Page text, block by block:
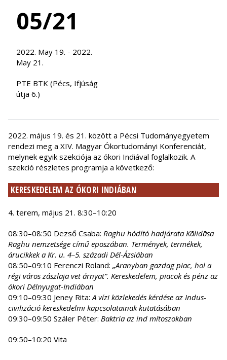
05/21
2022. May 19. - 2022.
May 21.
PTE BTK (Pécs, Ifjúság
útja 6.)
2022. május 19. és 21. között a Pécsi Tudományegyetem
rendezi meg a XIV. Magyar Ókortudományi Konferenciát,
melynek egyik szekciója az ókori Indiával foglalkozik. A
szekció részletes programja a következő:
KERESKEDELEM AZ ÓKORI INDIÁBAN
4. terem, május 21. 8:30–10:20
08:30–08:50 Dezső Csaba: Raghu hódító hadjárata Kālidāsa
Raghu nemzetsége című eposzában. Termények, termékek,
árucikkek a Kr. u. 4–5. századi Dél-Ázsiában
08:50–09:10 Ferenczi Roland: „Aranyban gazdag piac, hol a
régi város zászlaja vet árnyat”. Kereskedelem, piacok és pénz az
ókori Délnyugat-Indiában
09:10–09:30 Jeney Rita:A vízi közlekedés kérdése az Indus-
civilizáció kereskedelmi kapcsolatainak kutatásában
09:30–09:50 Száler Péter: Baktria az ind mítoszokban
09:50–10:20 Vita